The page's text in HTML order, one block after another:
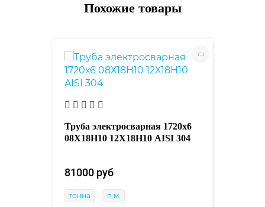
Похожие товары
Труба электросварная 1720х6
08Х18Н10 12Х18Н10 AISI 304
81000 руб
тонна п.м.